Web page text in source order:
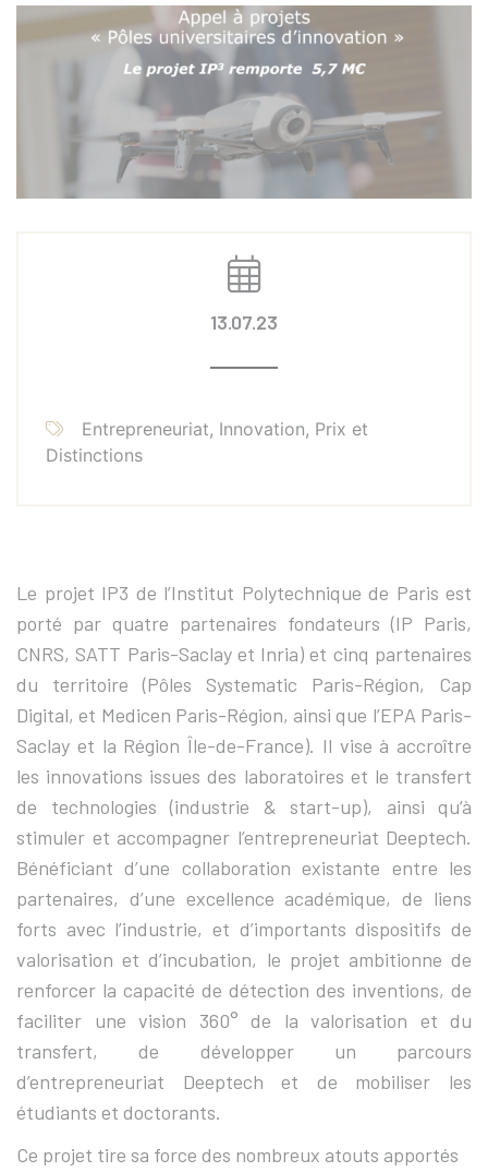
13.07.23
Entrepreneuriat, Innovation, Prix et
Distinctions
Le projet IP3 de l’Institut Polytechnique de Paris est
porté par quatre partenaires fondateurs (IP Paris,
CNRS, SATT Paris-Saclay et Inria) et cinq partenaires
du territoire (Pôles Systematic Paris-Région, Cap
Digital, et Medicen Paris-Région, ainsi que l’EPA Paris-
Saclay et la Région Île-de-France). Il vise à accroître
les innovations issues des laboratoires et le transfert
de technologies (industrie & start-up), ainsi qu’à
stimuler et accompagner l’entrepreneuriat Deeptech.
Bénéficiant d’une collaboration existante entre les
partenaires, d’une excellence académique, de liens
forts avec l’industrie, et d’importants dispositifs de
valorisation et d’incubation, le projet ambitionne de
renforcer la capacité de détection des inventions, de
faciliter une vision 360° de la valorisation et du
transfert, de développer un parcours
d’entrepreneuriat Deeptech et de mobiliser les
étudiants et doctorants.
Ce projet tire sa force des nombreux atouts apportés